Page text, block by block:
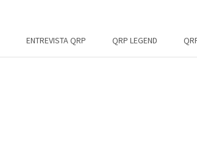
ENTREVISTA QRP QRP LEGEND